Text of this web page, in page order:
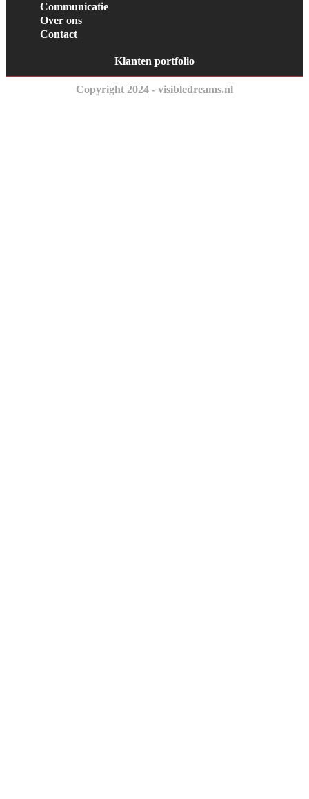
Communicatie
Over ons
Contact
Klanten portfolio
Copyright 2024 - visibledreams.nl